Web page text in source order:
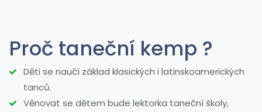
Proč taneční kemp ?
Děti se naučí základ klasických i latinskoamerických
tanců.
Věnovat se dětem bude lektorka taneční školy,